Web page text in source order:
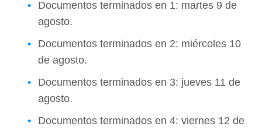
Documentos terminados en 1: martes 9 de
agosto.
Documentos terminados en 2: miércoles 10
de agosto.
Documentos terminados en 3: jueves 11 de
agosto.
Documentos terminados en 4: viernes 12 de